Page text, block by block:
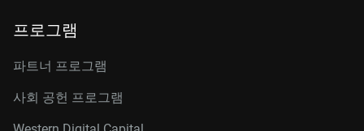
프로그램
파트너 프로그램
사회 공헌 프로그램